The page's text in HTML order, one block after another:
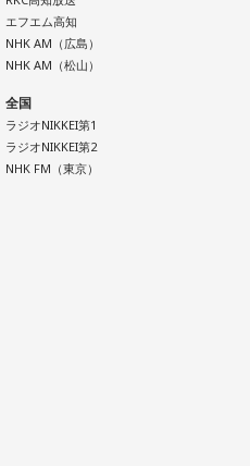
エフエム高知
NHK AM（広島）
NHK AM（松山）
全国
ラジオNIKKEI第1
ラジオNIKKEI第2
NHK FM（東京）